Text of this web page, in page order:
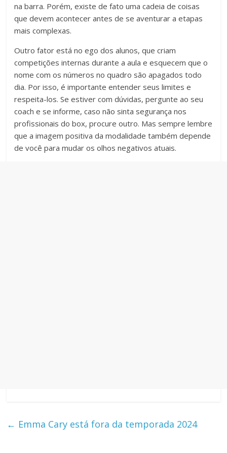
na barra. Porém, existe de fato uma cadeia de coisas
que devem acontecer antes de se aventurar a etapas
mais complexas.
Outro fator está no ego dos alunos, que criam
competições internas durante a aula e esquecem que o
nome com os números no quadro são apagados todo
dia. Por isso, é importante entender seus limites e
respeita-los. Se estiver com dúvidas, pergunte ao seu
coach e se informe, caso não sinta segurança nos
profissionais do box, procure outro. Mas sempre lembre
que a imagem positiva da modalidade também depende
de você para mudar os olhos negativos atuais.
← Emma Cary está fora da temporada 2024